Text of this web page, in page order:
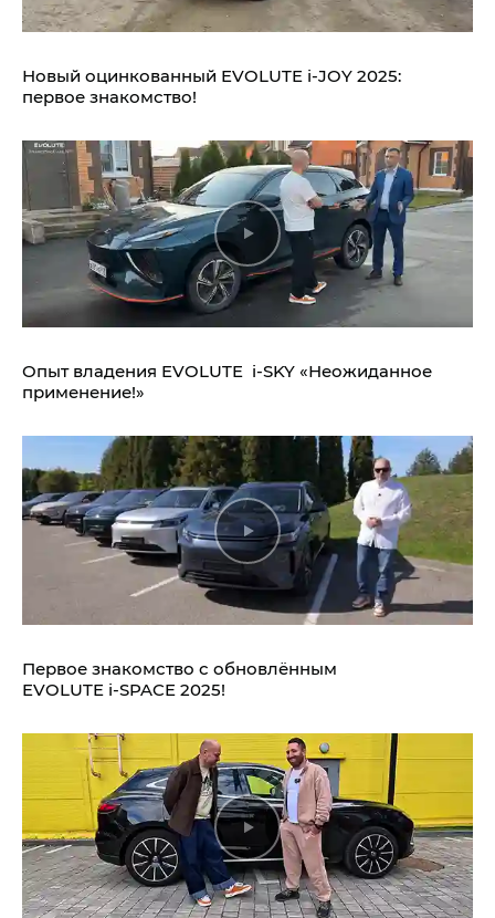
Новый оцинкованный EVOLUTE i‑JOY 2025:
первое знакомство!
Опыт владения EVOLUTE i‑SKY «Неожиданное
применение!»
Первое знакомство с обновлённым
EVOLUTE i‑SPACE 2025!